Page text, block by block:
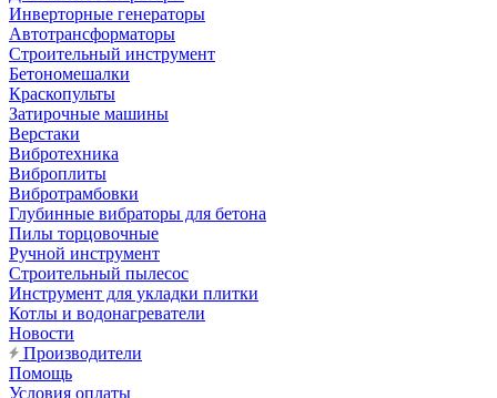
Инверторные генераторы
Автотрансформаторы
Строительный инструмент
Бетономешалки
Краскопульты
Затирочные машины
Верстаки
Вибротехника
Виброплиты
Вибротрамбовки
Глубинные вибраторы для бетона
Пилы торцовочные
Ручной инструмент
Строительный пылесос
Инструмент для укладки плитки
Котлы и водонагреватели
Новости
Производители
Помощь
Условия оплаты